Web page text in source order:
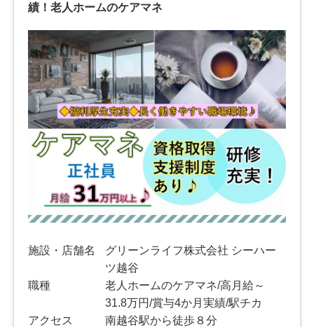
績！老人ホームのケアマネ
施設・店舗名
グリーンライフ株式会社 シーハー
ツ越谷
職種
老人ホームのケアマネ/高月給～
31.8万円/賞与4か月実績/駅チカ
アクセス
南越谷駅から徒歩８分